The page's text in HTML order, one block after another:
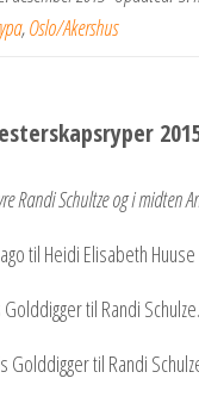
,Oslo/Akershus
Randi Schultze og i midten
til Heidi Elisabeth
til Randi Schulze.
til Randi